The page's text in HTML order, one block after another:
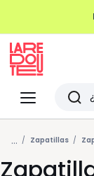
Menu
Redoute
... Zapatillas